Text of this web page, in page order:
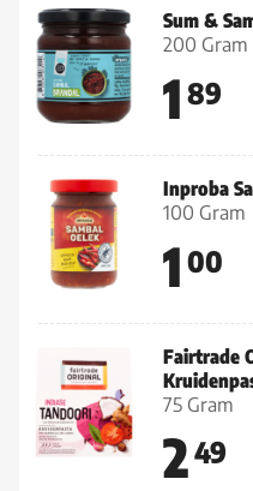
Sum &
200 Gram
1 89
Inproba
100 Gram
1 00
Fairtrade
75 Gram
249